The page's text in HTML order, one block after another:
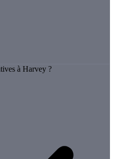
à Harvey ?